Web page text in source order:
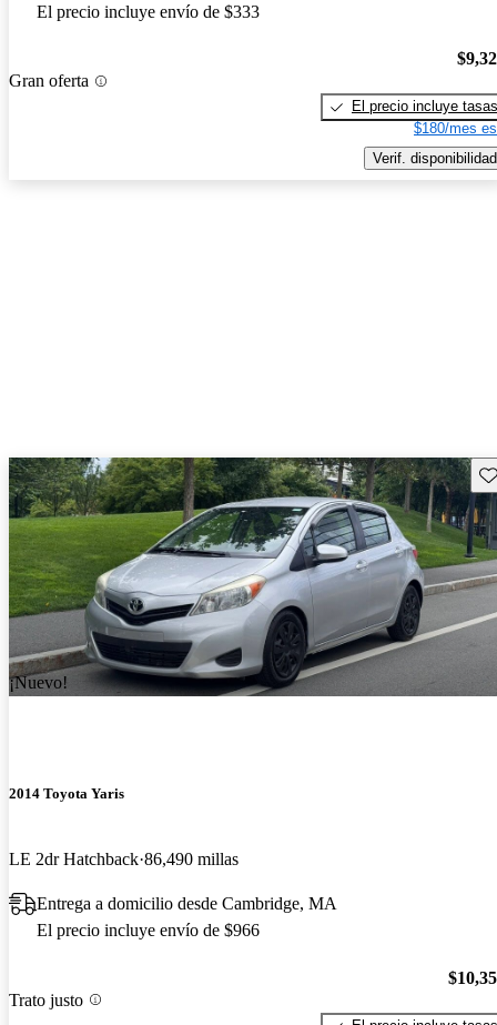
El precio incluye envío de $333
Gran oferta
El precio incluye tasas
$180/mes
Verif. disponibilidad
¡Nuevo!
2014 Toyota Yaris
LE 2dr Hatchback 86,490 millas
Entrega a domicilio desde Cambridge, MA
El precio incluye envío de $966
Trato justo